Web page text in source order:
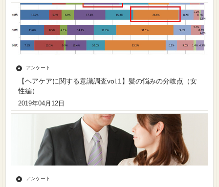
アンケート
【ヘアケアに関する意識調査vol.1】髪の悩みの分岐点（女
性編）
2019年04月12日
アンケート